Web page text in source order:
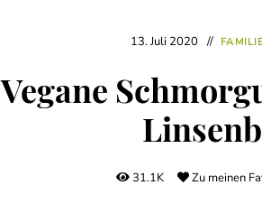
13. Juli 2020
Vegane
31.1K Zu meinen